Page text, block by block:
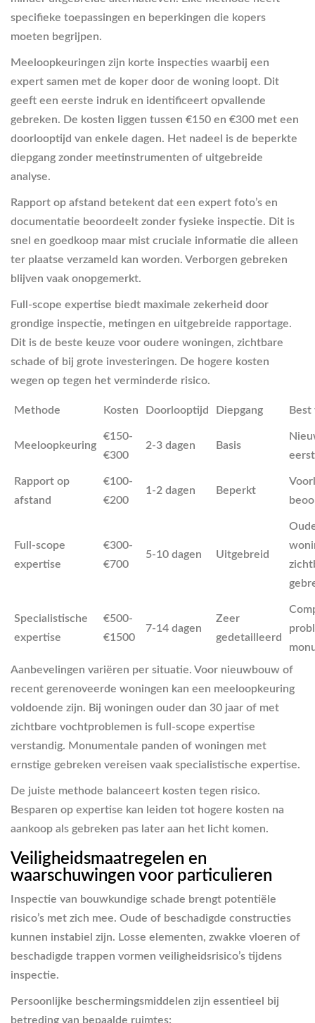
specifieke toepassingen en beperkingen die kopers
moeten begrijpen.
Meeloopkeuringen zijn korte inspecties waarbij een
expert samen met de koper door de woning loopt. Dit
geeft een eerste indruk en identificeert opvallende
gebreken. De kosten liggen tussen €150 en €300 met een
doorlooptijd van enkele dagen. Het nadeel is de beperkte
diepgang zonder meetinstrumenten of uitgebreide
analyse.
Rapport op afstand betekent dat een expert foto’s en
documentatie beoordeelt zonder fysieke inspectie. Dit is
snel en goedkoop maar mist cruciale informatie die alleen
ter plaatse verzameld kan worden. Verborgen gebreken
blijven vaak onopgemerkt.
Full-scope expertise biedt maximale zekerheid door
grondige inspectie, metingen en uitgebreide rapportage.
Dit is de beste keuze voor oudere woningen, zichtbare
schade of bij grote investeringen. De hogere kosten
wegen op tegen het verminderde risico.
Methode Kosten Doorlooptijd Diepgang Best
Meeloopkeuring
€150-
€300
2-3 dagen Basis
Rapport op
afstand
€100-
€200
1-2 dagen Beperkt
Full-scope
expertise
€300-
€700
5-10 dagen Uitgebreid
Specialistische
expertise
€500-
€1500
7-14 dagen
Zeer
gedetailleerd
Aanbevelingen variëren per situatie. Voor nieuwbouw of
recent gerenoveerde woningen kan een meeloopkeuring
voldoende zijn. Bij woningen ouder dan 30 jaar of met
zichtbare vochtproblemen is full-scope expertise
verstandig. Monumentale panden of woningen met
ernstige gebreken vereisen vaak specialistische expertise.
De juiste methode balanceert kosten tegen risico.
Besparen op expertise kan leiden tot hogere kosten na
aankoop als gebreken pas later aan het licht komen.
Veiligheidsmaatregelen en
waarschuwingen voor particulieren
Inspectie van bouwkundige schade brengt potentiële
risico’s met zich mee. Oude of beschadigde constructies
kunnen instabiel zijn. Losse elementen, zwakke vloeren of
beschadigde trappen vormen veiligheidsrisico’s tijdens
inspectie.
Persoonlijke beschermingsmiddelen zijn essentieel bij
betreding van bepaalde ruimtes: